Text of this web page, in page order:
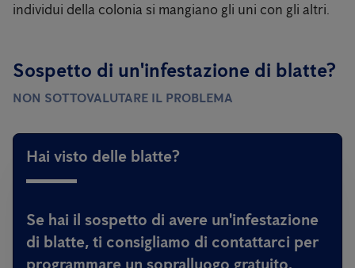
individui della colonia si mangiano gli uni con gli altri.
Sospetto di un'infestazione di blatte?
NON SOTTOVALUTARE IL PROBLEMA
Hai visto delle blatte?
Se hai il sospetto di avere un'infestazione
di blatte, ti consigliamo di contattarci per
programmare un sopralluogo gratuito.